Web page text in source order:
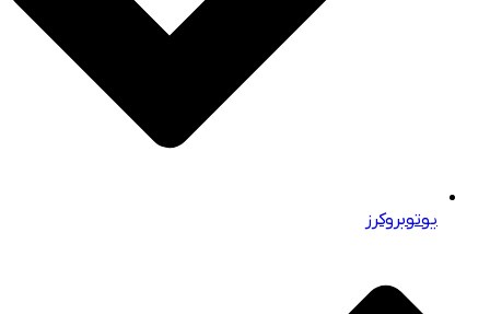
یوتوبروکرز